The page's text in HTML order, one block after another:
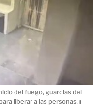
del fuego, guardias del
liberar a las personas. ı